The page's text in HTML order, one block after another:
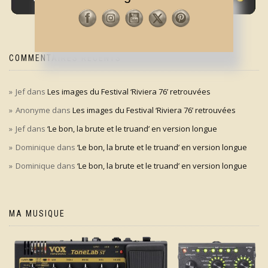
COMMENTAIRES RÉCENTS
Jefdans Les images du Festival ‘Riviera 76’ retrouvées
Anonyme dans Les images du Festival ‘Riviera 76’ retrouvées
Jefdans ‘Le bon, la brute et le truand’ en version longue
Dominique dans ‘Le bon, la brute et le truand’ en version longue
Dominique dans ‘Le bon, la brute et le truand’ en version longue
MA MUSIQUE